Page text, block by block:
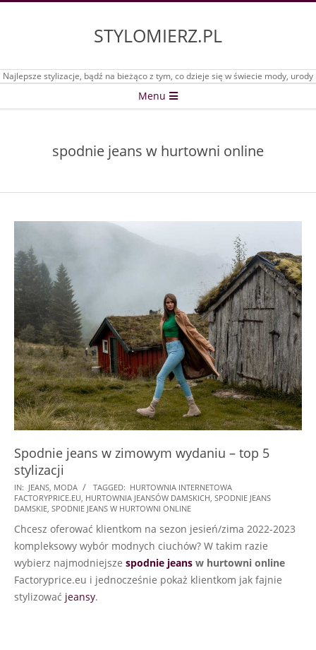
STYLOMIERZ.PL
Najlepsze stylizacje, bądź na bieżąco z tym, co dzieje się w świecie mody, urody
Menu
spodnie jeans w hurtowni online
Spodnie jeans w zimowym wydaniu – top 5
stylizacji
2022-
10-
IN: JEANS MODA TAGGED: HURTOWNIA INTERNETOWA
FACTORYPRICE.EU HURTOWNIA JEANSÓW DAMSKICH SPODNIE JEANS
DAMSKIE SPODNIE JEANS W HURTOWNI ONLINE
Chcesz oferować klientkom na sezon jesień/zima 2022-2023
kompleksowy wybór modnych ciuchów? W takim razie
wybierz najmodniejsze spodnie jeans w hurtowni online
Factoryprice.eu i jednocześnie pokaż klientkom jak fajnie
stylizować jeansy.